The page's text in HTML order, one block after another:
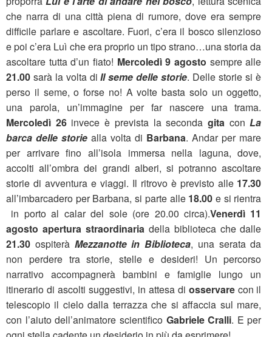
che narra di una città piena di rumore, dove era sempre
difficile parlare e ascoltare. Fuori, c’era il bosco silenzioso
e poi c’era Luì che era proprio un tipo strano…una storia da
ascoltare tutta d’un fiato! Mercoledì 9 agosto sempre alle
21.00 sarà la volta diIl seme delle storie. Delle storie si è
perso il seme, o forse no! A volte basta solo un oggetto,
una parola, un’immagine per far nascere una trama.
Mercoledì 26invece è prevista la secondagita conLa
barca delle storie alla volta di Barbana. Andar per mare
per arrivare fino all’isola immersa nella laguna, dove,
accolti all’ombra dei grandi alberi, si potranno ascoltare
storie di avventura e viaggi. Il ritrovo è previsto alle 17.30
all’imbarcadero per Barbana, si parte alle 18.00e si rientra
in porto al calar del sole (ore 20.00 circa).Venerdì 11
agosto apertura straordinariadella biblioteca che dalle
21.30 ospiterà Mezzanotte in Biblioteca, una serata da
non perdere tra storie, stelle e desideri! Un percorso
narrativo accompagnerà bambini e famiglie lungo un
itinerario di ascolti suggestivi, in attesa di osservarecon il
telescopio il cielo dalla terrazza che si affaccia sul mare,
con l’aiuto dell’animatore scientifico Gabriele Cralli. E per